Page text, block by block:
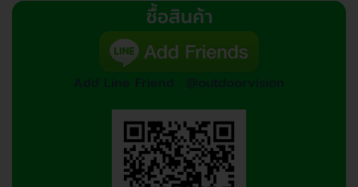
ซื้อสินค้า
Add Line Friend : @outdoorvision